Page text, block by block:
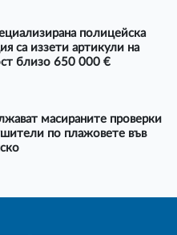
полицейска
са иззети артикули на
близо 650 000 €
масираните проверки
по плажовете във